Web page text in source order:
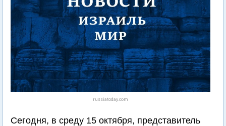
russiatoday.com
Сегодня, в среду 15 октября, представитель